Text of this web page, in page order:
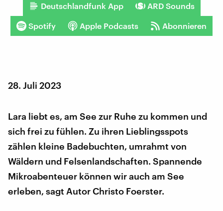
Deutschlandfunk App ARD Sounds
Spotify Apple Podcasts Abonnieren
28. Juli 2023
Lara liebt es, am See zur Ruhe zu kommen und
sich frei zu fühlen. Zu ihren Lieblingsspots
zählen kleine Badebuchten, umrahmt von
Wäldern und Felsenlandschaften. Spannende
Mikroabenteuer können wir auch am See
erleben, sagt Autor Christo Foerster.